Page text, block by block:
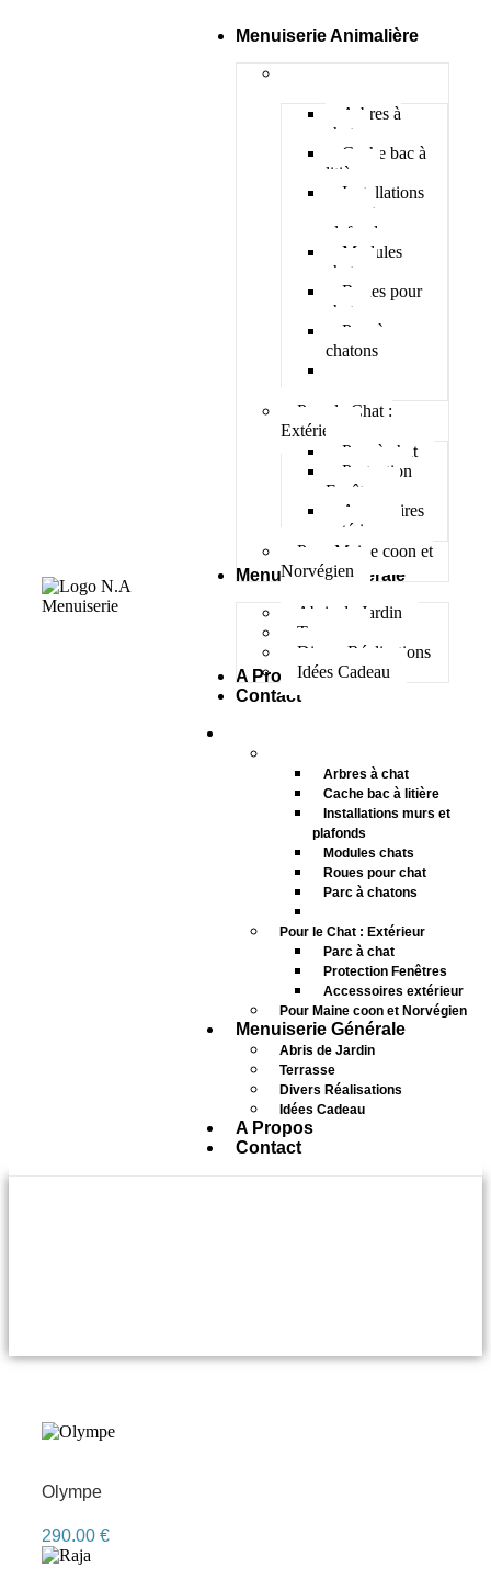
Menuiserie Animalière
Arbres à
chat
Cache bac à
litière
Installations
murs et
plafonds
Modules
chats
Roues pour
chat
Parc à
chatons
Pour le Chat :
Extérieur
Parc à chat
Protection
Fenêtres
Accessoires
extérieur
Pour Maine coon et
Norvégien
Menuiserie Générale
Abris de Jardin
Terrasse
Divers Réalisations
Idées Cadeau
A Propos
Contact
Arbres à chat
Cache bac à litière
Installations murs et
plafonds
Modules chats
Roues pour chat
Parc à chatons
Pour le Chat : Extérieur
Parc à chat
Protection Fenêtres
Accessoires extérieur
Pour Maine coon et Norvégien
Menuiserie Générale
Abris de Jardin
Terrasse
Divers Réalisations
Idées Cadeau
A Propos
Contact
Olympe
290.00 €